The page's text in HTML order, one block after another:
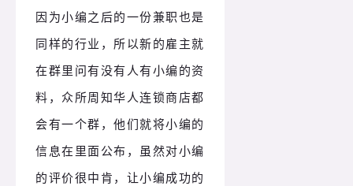
因为小编之后的一份兼职也是
同样的行业，所以新的雇主就
在群里问有没有人有小编的资
料，众所周知华人连锁商店都
会有一个群，他们就将小编的
信息在里面公布，虽然对小编
的评价很中肯，让小编成功的